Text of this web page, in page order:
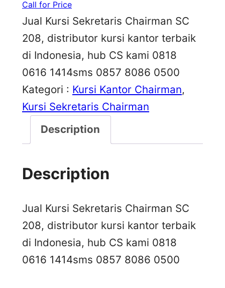
Call for Price
Jual Kursi Sekretaris Chairman SC
208, distributor kursi kantor terbaik
di Indonesia, hub CS kami 0818
0616 1414sms 0857 8086 0500
Kategori : Kursi Kantor Chairman
Kursi Sekretaris Chairman
Description
Description
Jual Kursi Sekretaris Chairman SC
208, distributor kursi kantor terbaik
di Indonesia, hub CS kami 0818
0616 1414sms 0857 8086 0500